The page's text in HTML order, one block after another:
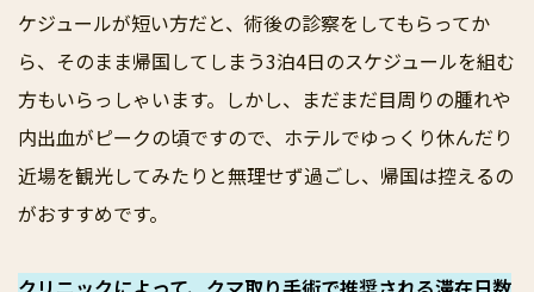
ケジュールが短い方だと、術後の診察をしてもらってか
ら、そのまま帰国してしまう3泊4日のスケジュールを組む
方もいらっしゃいます。しかし、まだまだ目周りの腫れや
内出血がピークの頃ですので、ホテルでゆっくり休んだり
近場を観光してみたりと無理せず過ごし、帰国は控えるの
がおすすめです。